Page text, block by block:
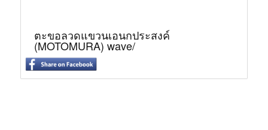
ตะขอลวดแขวนเอนกประสงค์
(MOTOMURA) wave/